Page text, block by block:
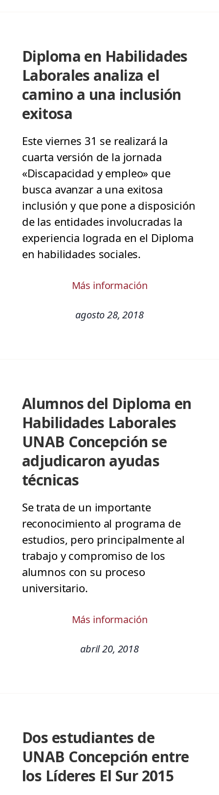
Diploma en Habilidades
Laborales analiza el
camino a una inclusión
exitosa
Este viernes 31 se realizará la
cuarta versión de la jornada
«Discapacidad y empleo» que
busca avanzar a una exitosa
inclusión y que pone a disposición
de las entidades involucradas la
experiencia lograda en el Diploma
en habilidades sociales.
Más información
agosto 28, 2018
Alumnos del Diploma en
Habilidades Laborales
UNAB Concepción se
adjudicaron ayudas
técnicas
Se trata de un importante
reconocimiento al programa de
estudios, pero principalmente al
trabajo y compromiso de los
alumnos con su proceso
universitario.
Más información
abril 20, 2018
Dos estudiantes de
UNAB Concepción entre
los Líderes El Sur 2015